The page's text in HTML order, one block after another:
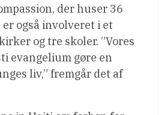
der huser 36
også involveret i et
og tre skoler. ”Vores
evangelium gøre en
liv,” fremgår det af